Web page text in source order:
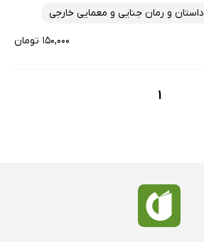
داستان و رمان جنایی و معمایی خارجی
۱۵۰,۰۰۰ تومان
1